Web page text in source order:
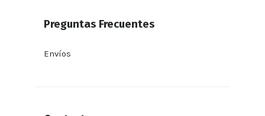
Preguntas Frecuentes
Envíos